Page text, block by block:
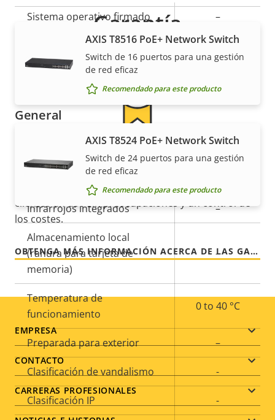
Descripción
Valor de
la
Sistema operativo firmado –
Arranque seguro –
Secure keystore
General
de
la
Infrarrojos integrados –
Almacenamiento local
(ranura para tarjeta de
memoria)
–
Temperatura de
funcionamiento
0 to 40 °C
Preparada para exterior –
Clasificación de vandalismo -
Clasificación IP -
AXIS T8516 PoE+ Network Switch
Switch de 16 puertos para una gestión
de red eficaz
Recomendado para este producto
AXIS T8524 PoE+ Network Switch
Switch de 24 puertos para una gestión
de red eficaz
Recomendado para este producto
Garantía
Para mayor tranquilidad
Nuestra garantía de 3 años brinda a nuestros
clientes un uso sin preocupaciones y un control de
los costes.
OBTENGA MÁS INFORMACIÓN ACERCA DE LAS GARANTÍAS DE AXIS
Footer
menu
EMPRESA
CONTACTO
CARRERAS PROFESIONALES